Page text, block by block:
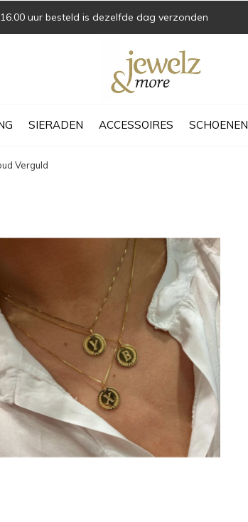
SIERADEN ACCESSOIRES SCHOENEN
uur besteld is dezelfde dag verzonden
Verguld